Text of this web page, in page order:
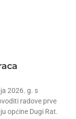
2026. g. s
radove prve
općine Dugi Rat.